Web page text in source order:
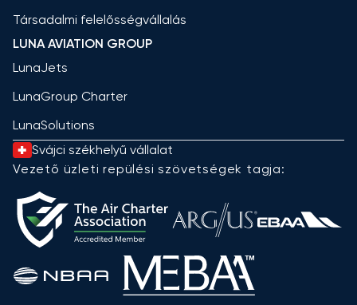
Társadalmi felelősségvállalás
LUNA AVIATION GROUP
LunaJets
LunaGroup Charter
LunaSolutions
Svájci székhelyű vállalat
Vezető üzleti repülési szövetségek tagja: